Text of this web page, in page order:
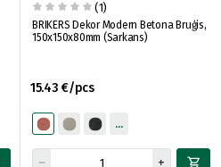
(1)
BRIKERS Dekor Modern Betona Bruģis,
150x150x80mm (Sarkans)
15.43 €/pcs